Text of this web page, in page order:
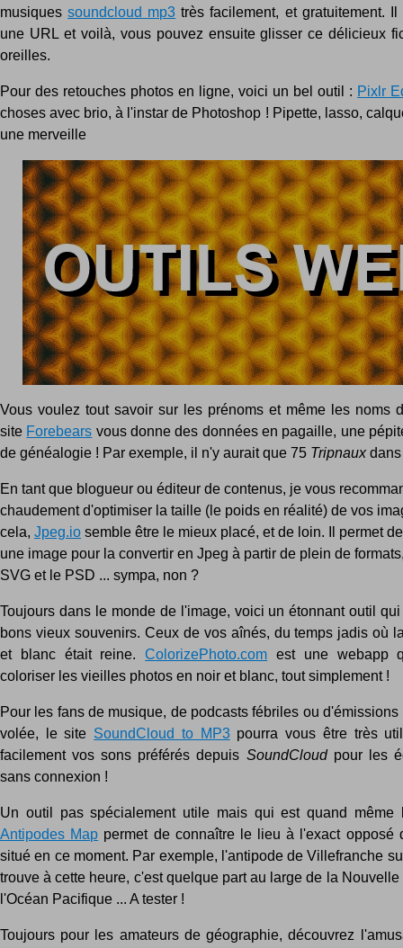
musiquessoundcloud mp3 très facilement, et gratuitement.
une URL et voilà, vous pouvez ensuite glisser ce délicieux
oreilles.
Pour des retouches photos en ligne, voici un bel outil : Pixlr
choses avec brio, à l'instar de Photoshop ! Pipette, lasso,
une merveille
Vous voulez tout savoir sur les prénoms et même les noms
site Forebears vous donne des données en pagaille, une
de généalogie ! Par exemple, il n'y aurait que 75 Tripnaux
En tant que blogueur ou éditeur de contenus, je vous
chaudement d'optimiser la taille (le poids en réalité) de vos
cela, Jpeg.io semble être le mieux placé, et de loin. Il permet
une image pour la convertir en Jpeg à partir de plein de
SVG et le PSD ... sympa, non ?
Toujours dans le monde de l'image, voici un étonnant outil
bons vieux souvenirs. Ceux de vos aînés, du temps jadis où
et blanc était reine.ColorizePhoto.com est une webapp
coloriser les vieilles photos en noir et blanc, tout simplement !
Pour les fans de musique, de podcasts fébriles ou
volée, le site SoundCloud to MP3pourra vous être très
facilement vos sons préférés depuis SoundCloudpour les
sans connexion !
Un outil pas spécialement utile mais qui est quand même
Antipodes Map permet de connaître le lieu à l'exact opposé
situé en ce moment. Par exemple, l'antipode de Villefranche
trouve à cette heure, c'est quelque part au large de la
l'Océan Pacifique ... A tester !
Toujours pour les amateurs de géographie, découvrez